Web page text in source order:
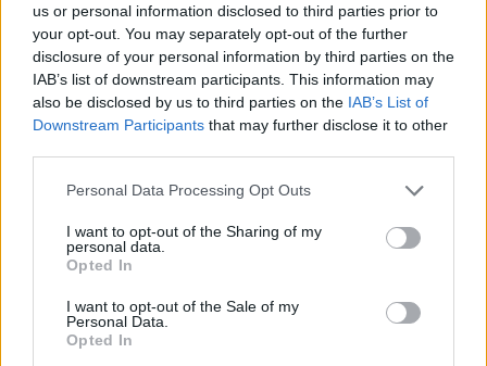
us or personal information disclosed to third parties prior to
your opt-out. You may separately opt-out of the further
disclosure of your personal information by third parties on the
IAB’s list of downstream participants. This information may
also be disclosed by us to third parties on the IAB’s List of
Downstream Participants that may further disclose it to other
Please note that this website/app uses one or more Google
not limited to your visit or usage behaviour. You may click to
grant or deny consent to Google and its third-party tags to
use your data for below specified purposes in below Google
consent section.
Personal Data Processing Opt Outs
I want to opt-out of the Sharing of my
personal data.
Opted In
I want to opt-out of the Sale of my
Personal Data.
Opted In
Uniós források: íme a teendők, amelyek a
pénzek érkezéséhez még szükségesek
ELEMZÉSEK 2026. júl. 20.